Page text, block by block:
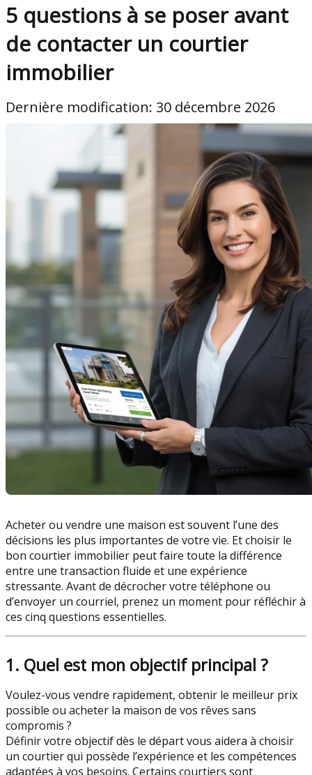
5 questions à se poser avant
de contacter un courtier
immobilier
Dernière modification: 30 décembre 2026
Acheter ou vendre une maison est souvent l’une des
décisions les plus importantes de votre vie. Et choisir le
bon courtier immobilier peut faire toute la différence
entre une transaction fluide et une expérience
stressante. Avant de décrocher votre téléphone ou
d’envoyer un courriel, prenez un moment pour réfléchir à
ces cinq questions essentielles.
1. Quel est mon objectif principal ?
Voulez-vous vendre rapidement, obtenir le meilleur prix
possible ou acheter la maison de vos rêves sans
compromis ?
Définir votre objectif dès le départ vous aidera à choisir
un courtier qui possède l’expérience et les compétences
adaptées à vos besoins. Certains courtiers sont